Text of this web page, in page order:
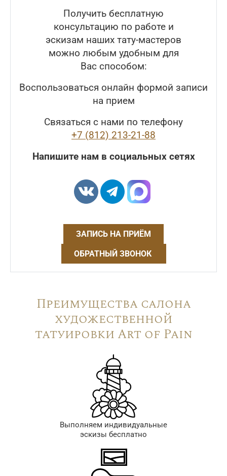
Получить бесплатную
консультацию по работе и
эскизам наших тату-мастеров
можно любым удобным для
Вас способом:
Воспользоваться онлайн формой записи
на прием
Связаться с нами по телефону
+7 (812) 213-21-88
Напишите нам в социальных сетях
ЗАПИСЬ НА ПРИЁМ
ОБРАТНЫЙ ЗВОНОК
Преимущества салона
художественной
татуировки Art of Pain
Выполняем индивидуальные
эскизы бесплатно